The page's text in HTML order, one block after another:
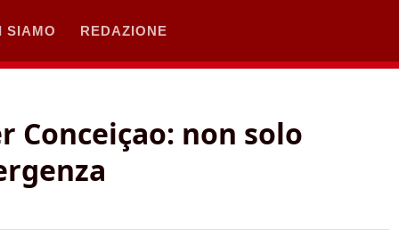
SIAMO REDAZIONE
non solo